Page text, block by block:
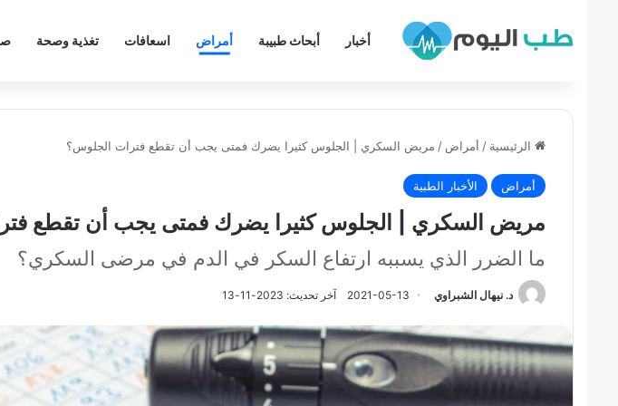
أخبار أبحاث طبيبة أمراض اسعافات تغذية وصحة
الرئيسية / أمراض / مريض السكري | الجلوس كثيرا يضرك فمتى يجب أن تقطع فترات الجلوس؟
أمراض الأخبار الطبية
مريض السكري | الجلوس كثيرا يضرك فمتى يجب أن تقطع
ما الضرر الذي يسببه ارتفاع السكر في الدم في مرضى السكري؟
د. نيهال الشبراوي 2021-05-13 آخر تحديث: 2023-11-13